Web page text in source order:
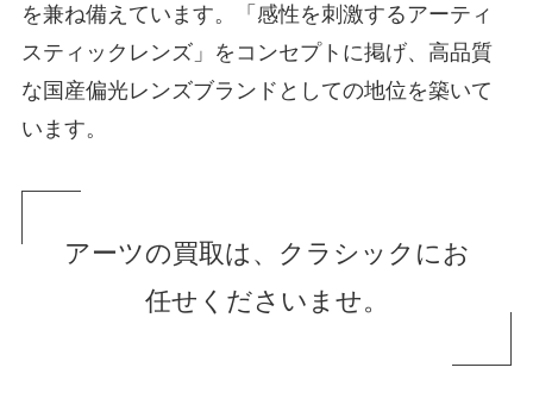
を兼ね備えています。「感性を刺激するアーティ
スティックレンズ」をコンセプトに掲げ、高品質
な国産偏光レンズブランドとしての地位を築いて
います。
アーツの買取は、クラシックにお
任せくださいませ。